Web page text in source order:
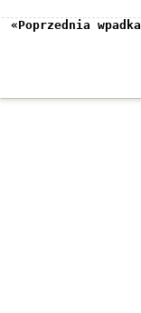
«Poprzednia wpadka